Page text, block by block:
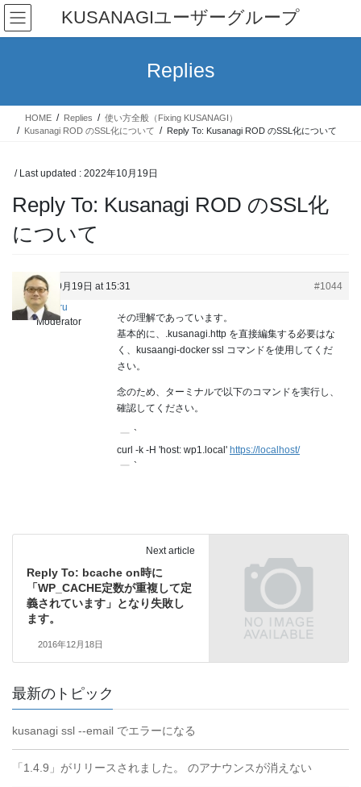
Skip
the
Skip
the
KUSANAGIユーザーグループ
Replies
HOME Replies
使い方全般（Fixing KUSANAGI）
Kusanagi ROD のSSL化について
Reply To: Kusanagi ROD のSSL化について
/ Last updated : 2022年10月19日
Reply To: Kusanagi ROD のSSL化
について
2022年10月19日 at 15:31
#1044
satoru
Moderator
その理解であっています。
基本的に、.kusanagi.http を直接編集する必要はな
く、kusaangi-docker ssl コマンドを使用してくだ
さい。
念のため、ターミナルで以下のコマンドを実行し、
確認してください。
`
curl -k -H 'host: wp1.local' https://localhost/
`
Next article
Reply To: bcache on時に
「WP_CACHE定数が重複して定
義されています」となり失敗し
ます。
2016年12月18日
最新のトピック
kusanagi ssl --email でエラーになる
「1.4.9」がリリースされました。 のアナウンスが消えない